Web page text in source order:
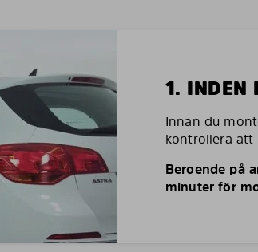
1. INDEN
Innan du
kontrollera att
Beroende på
minuter för